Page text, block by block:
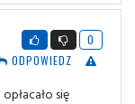
0
ODPOWIEDZ
się